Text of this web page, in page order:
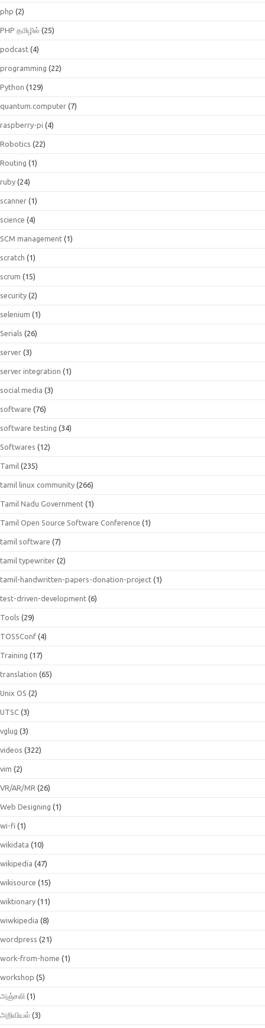
php (2)
PHP தமிழில் (25)
podcast (4)
programming (22)
Python (129)
quantum.computer (7)
raspberry-pi (4)
Robotics (22)
Routing (1)
ruby (24)
scanner (1)
science (4)
SCM management (1)
scratch (1)
scrum (15)
security (2)
selenium (1)
Serials (26)
server (3)
server integration (1)
social media (3)
software (76)
software testing (34)
Softwares (12)
Tamil (235)
tamil linux community (266)
Tamil Nadu Government (1)
Tamil Open Source Software Conference (1)
tamil software (7)
tamil typewriter (2)
tamil-handwritten-papers-donation-project (1)
test-driven-development (6)
Tools (29)
TOSSConf (4)
Training (17)
translation (65)
Unix OS (2)
UTSC (3)
vglug (3)
videos (322)
vim (2)
VR/AR/MR (26)
Web Designing (1)
wi-fi (1)
wikidata (10)
wikipedia (47)
wikisource (15)
wiktionary (11)
wiwkipedia (8)
wordpress (21)
work-from-home (1)
workshop (5)
அஞ்சலி (1)
அறிவியல் (3)